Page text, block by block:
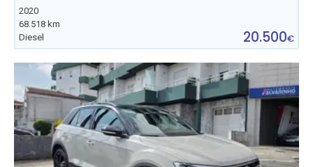
2020
68.518 km
Diesel
20.500€